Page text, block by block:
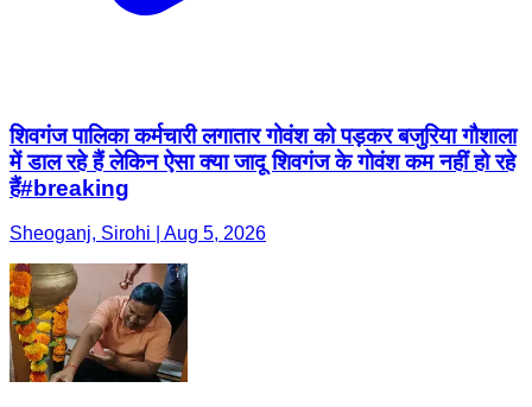
शिवगंज पालिका कर्मचारी लगातार गोवंश को पड़कर बजुरिया गौशाला
में डाल रहे हैं लेकिन ऐसा क्या जादू शिवगंज के गोवंश कम नहीं हो रहे
हैं#breaking
Sheoganj, Sirohi | Aug 5, 2026